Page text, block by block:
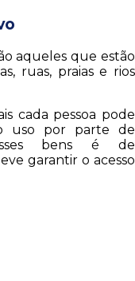
aqueles que estão
ruas, praias e rios
cada pessoa pode
uso por parte de
bens é de
garantir o acesso